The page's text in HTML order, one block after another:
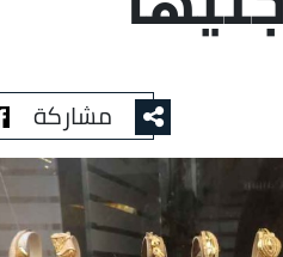
مشاركة